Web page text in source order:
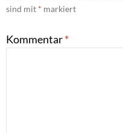
sind mit * markiert
Kommentar*